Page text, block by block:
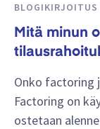
BLOGIKIRJOITUS
Mitä minun
Onko factoring
Factoring on
ostetaan